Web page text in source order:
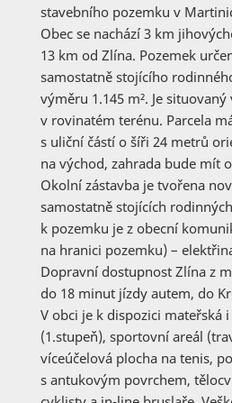
stavebního pozemku v
Obec se nachází 3 km
13 km od Zlína. Pozemek
samostatně stojícího
výměru 1.145 m². Je
v rovinatém terénu. Parcela
s uliční částí o šíři 24 metrů
na východ, zahrada bude mít
Okolní zástavba je tvořena
samostatně stojících
k pozemku je z obecní
na hranici pozemku) –
Dopravní dostupnost Zlína z
do 18 minut jízdy autem, do
V obci je k dispozici mateřská
(1.stupeň), sportovní areál
víceúčelová plocha na tenis,
s antukovým povrchem,